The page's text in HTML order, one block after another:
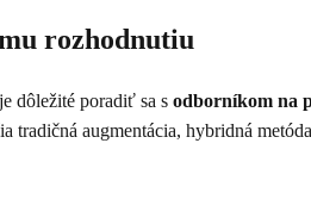
rozhodnutiu
dôležité poradiť sa s odborníkom na
tradičná augmentácia, hybridná